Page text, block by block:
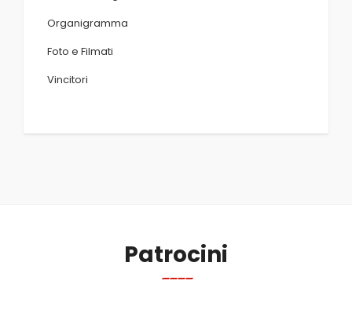
Organigramma
Foto e Filmati
Vincitori
Patrocini